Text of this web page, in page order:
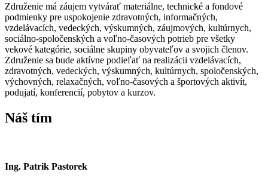
Združenie má záujem vytvárať materiálne, technické a fondové
podmienky pre uspokojenie zdravotných, informačných,
vzdelávacích, vedeckých, výskumných, záujmových, kultúrnych,
sociálno-spoločenských a voľno-časových potrieb pre všetky
vekové kategórie, sociálne skupiny obyvateľov a svojich členov.
Združenie sa bude aktívne podieľať na realizácii vzdelávacích,
zdravotných, vedeckých, výskumných, kultúrnych, spoločenských,
výchovných, relaxačných, voľno-časových a športových aktivít,
podujatí, konferencií, pobytov a kurzov.
Náš tím
Ing. Patrik Pastorek